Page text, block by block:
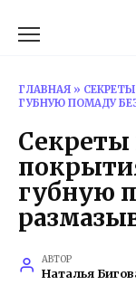
ГЛАВНАЯ »
ГУБНУЮ ПОМАДУ
Секреты
губную
АВТОР
Наталья